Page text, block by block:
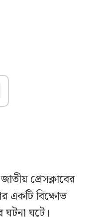
প্রেসক্লাবের
একটি বিক্ষোভ
ঘটনা ঘটে।